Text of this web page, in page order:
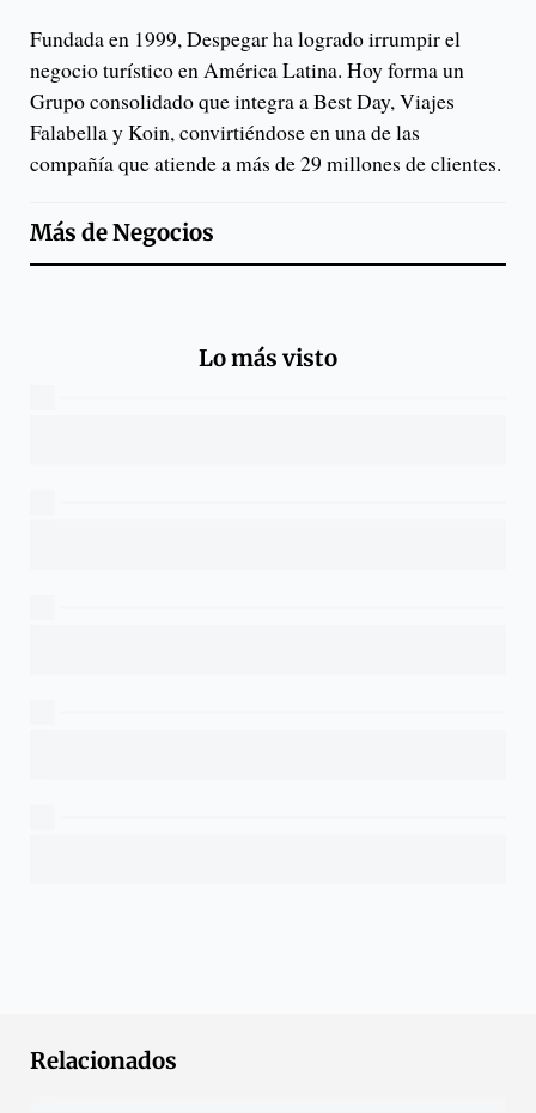
Fundada en 1999, Despegar ha logrado irrumpir el
negocio turístico en América Latina. Hoy forma un
Grupo consolidado que integra a Best Day, Viajes
Falabella y Koin, convirtiéndose en una de las
compañía que atiende a más de 29 millones de clientes.
Más deNegocios
Lo más visto
Relacionados